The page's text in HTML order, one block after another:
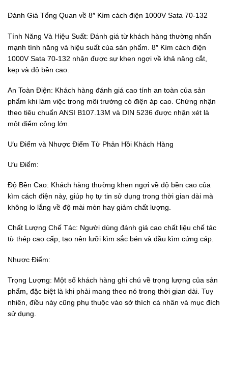
Đánh Giá Tổng Quan về 8″ Kìm cách điện 1000V Sata 70-132
Tính Năng Và Hiệu Suất: Đánh giá từ khách hàng thường nhấn
mạnh tính năng và hiệu suất của sản phẩm. 8″ Kìm cách điện
1000V Sata 70-132 nhận được sự khen ngợi về khả năng cắt,
kẹp và độ bền cao.
An Toàn Điện: Khách hàng đánh giá cao tính an toàn của sản
phẩm khi làm việc trong môi trường có điện áp cao. Chứng nhận
theo tiêu chuẩn ANSI B107.13M và DIN 5236 được nhận xét là
một điểm cộng lớn.
Ưu Điểm và Nhược Điểm Từ Phản Hồi Khách Hàng
Ưu Điểm:
Độ Bền Cao: Khách hàng thường khen ngợi về độ bền cao của
kìm cách điện này, giúp họ tự tin sử dụng trong thời gian dài mà
không lo lắng về độ mài mòn hay giảm chất lượng.
Chất Lượng Chế Tác: Người dùng đánh giá cao chất liệu chế tác
từ thép cao cấp, tạo nên lưỡi kìm sắc bén và đầu kìm cứng cáp.
Nhược Điểm:
Trọng Lượng: Một số khách hàng ghi chú về trọng lượng của sản
phẩm, đặc biệt là khi phải mang theo nó trong thời gian dài. Tuy
nhiên, điều này cũng phụ thuộc vào sở thích cá nhân và mục đích
sử dụng.